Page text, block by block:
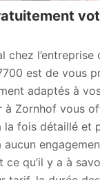
chez
est de vous
adaptés à
à Zornhof vous
la fois détaillé et
qu’il y a à